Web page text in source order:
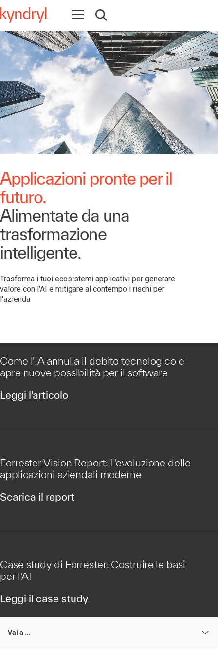
Apri la navigazione
Apri ricerca
Applicazioni pronte per il
futuro.
Alimentate da una
trasformazione
intelligente.
Trasforma i tuoi ecosistemi applicativi per generare
valore con l'AI e mitigare al contempo i rischi per
l'azienda
Come l'IA annulla il debito tecnologico e
apre nuove possibilità per il software
Leggi l'articolo
Forrester Vision Report: L'evoluzione delle
applicazioni aziendali moderne
Scarica il report
Case study di Forrester: Costruire le basi
per l'AI
Leggi il case study
Vai a ...